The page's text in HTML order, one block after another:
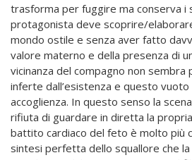
trasforma per fuggire ma conserva i
protagonista deve scoprire/
mondo ostile e senza aver fatto
valore materno e della presenza di
vicinanza del compagno non
inferte dall’esistenza e questo vuoto
accoglienza. In questo senso la
rifiuta di guardare in diretta la
battito cardiaco del feto è molto più
sintesi perfetta dello squallore che